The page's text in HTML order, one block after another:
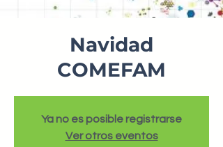
Navidad
COMEFAM
Ya no es posible registrarse
Ver otros eventos